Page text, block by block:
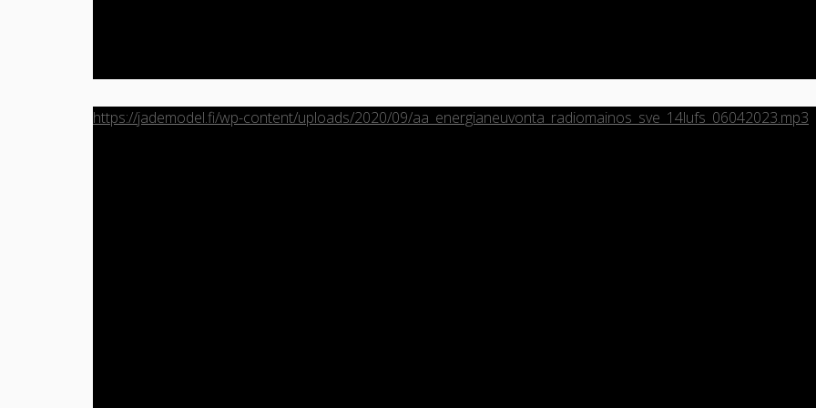
https://jademodel.fi/wp-content/uploads/2020/09/aa_energianeuvonta_radiomainos_sve_14lufs_06042023.mp3